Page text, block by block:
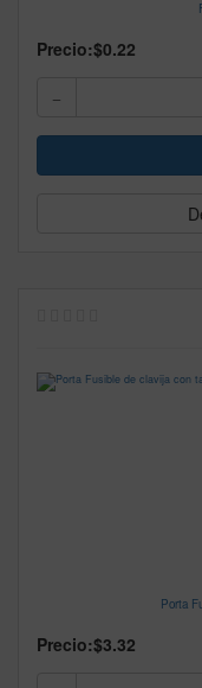
Precio:$0.22
Porta
Precio:$3.32